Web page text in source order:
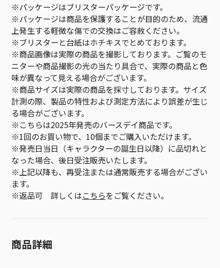
※パッケージはブリスターパッケージです。
※パッケージは商品を保護することが目的のため、流通
上発生する軽微な傷での交換はご容赦ください。
※ブリスターと台紙はホチキスでとめております。
※商品画像は実際の商品を撮影しております。ご覧のモ
ニターや商品撮影の光の当たり具合で、実際の商品と色
味が異なって見える場合がございます。
※商品サイズは実際の商品を採寸しております。サイズ
計測の際、製品の特性および測定方法により誤差が生じ
る場合がございます。
※こちらは2025年発売のバースデイ商品です。
※1回のお買い物で、10個までご購入いただけます。
※発売日当日（キャラクターの誕生日以降）に品切れと
なった場合、後日受注販売いたします。
※上記以降も、再受注または通常販売する場合がござい
ます。
※返品可 詳しくはこちらをご覧ください。
商品詳細